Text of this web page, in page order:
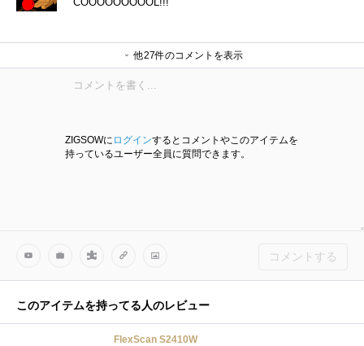
daiyanさん
4453さん
daiyanさん
rikuntyudadyさん
daiyanさん
Cooler Masterさん
daiyanさん
退会したユーザーさん
daiyanさん
退会したユーザーさん
daiyanさん
退会したユーザーさん
daiyanさん
Sheltieさん
daiyanさん
daiyanさん
s3zm4rさん
ヒロ妨さん
fuji2001さん
daiyanさん
ネイエフさん他27件のコメントを表示
ZIGSOWに ログインするとコメントやこのアイテムを
持っているユーザー全員に質問できます。
コメントする
このアイテムを持ってる人のレビュー
FlexScan S2410W